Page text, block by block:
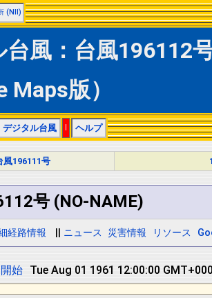
(NII)
風：台風196112
Maps版）
デジタル台風 | ヘルプ
風196111号
号 (NO-NAME)
経路情報 ニュース 災害情報 リソース
始 Tue Aug 01 1961 12:00:00